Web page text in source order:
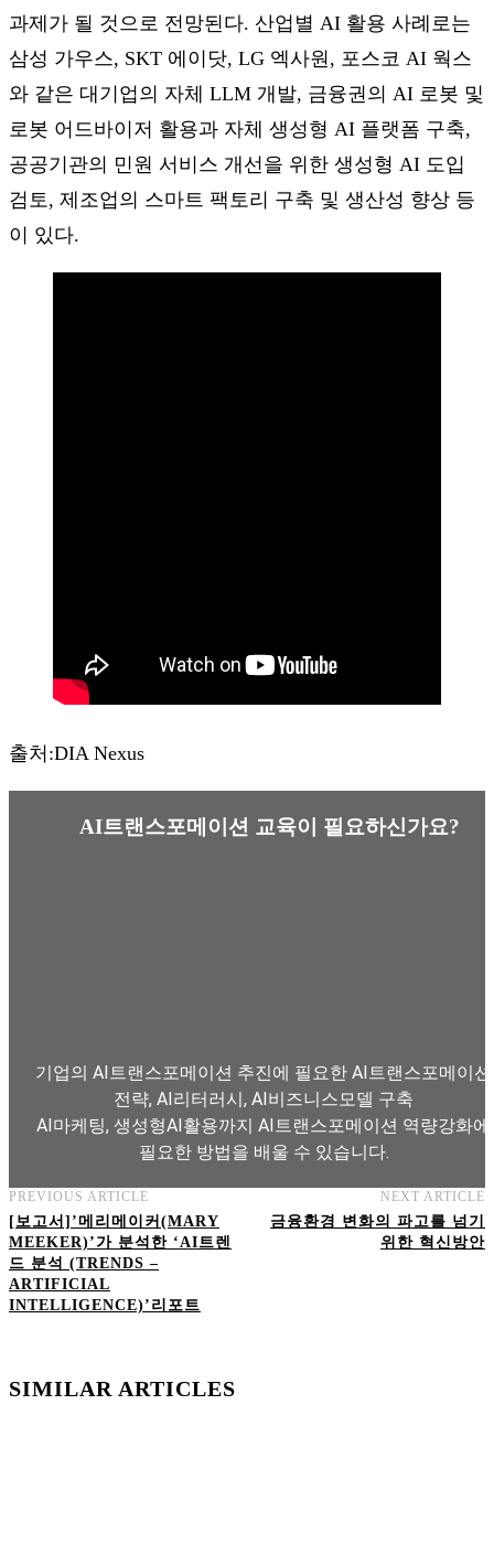
과제가 될 것으로 전망된다. 산업별 AI 활용 사례로는
삼성 가우스, SKT 에이닷, LG 엑사원, 포스코 AI 웍스
와 같은 대기업의 자체 LLM 개발, 금융권의 AI 로봇 및
로봇 어드바이저 활용과 자체 생성형 AI 플랫폼 구축,
공공기관의 민원 서비스 개선을 위한 생성형 AI 도입
검토, 제조업의 스마트 팩토리 구축 및 생산성 향상 등
이 있다.
출처:DIA Nexus
AI트랜스포메이션 교육이 필요하신가요?
기업의 AI트랜스포메이션 추진에 필요한 AI트랜스포메이션
전략, AI리터러시, AI비즈니스모델 구축
AI마케팅, 생성형AI활용까지 AI트랜스포메이션 역량강화에
필요한 방법을 배울 수 있습니다.
AI트랜스포메이션 아카데미 교육과정 보기
PREVIOUS ARTICLE
[보고서]’메리메이커(MARY
MEEKER)’가 분석한 ‘AI트렌
드 분석 (TRENDS –
ARTIFICIAL
INTELLIGENCE)’리포트
NEXT ARTICLE
금융환경 변화의 파고를 넘기
위한 혁신방안
SIMILAR ARTICLES